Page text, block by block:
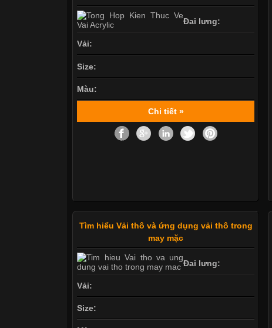
Đai lưng:
Vải:
Size:
Màu:
Chi tiết »
Tìm hiểu Vải thô và ứng dụng vải thô trong
may mặc
Đai lưng:
Vải:
Size: